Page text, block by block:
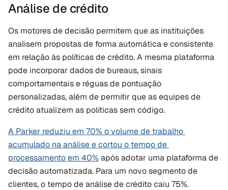
Análise de crédito
Os motores de decisão permitem que as instituições
analisem propostas de forma automática e consistente
em relação às políticas de crédito. A mesma plataforma
pode incorporar dados de bureaus, sinais
comportamentais e réguas de pontuação
personalizadas, além de permitir que as equipes de
crédito atualizem as políticas sem código.
A Parker reduziu em 70% o volume de trabalho
acumulado na análise e cortou o tempo de
processamento em 40% após adotar uma plataforma de
decisão automatizada. Para um novo segmento de
clientes, o tempo de análise de crédito caiu 75%.